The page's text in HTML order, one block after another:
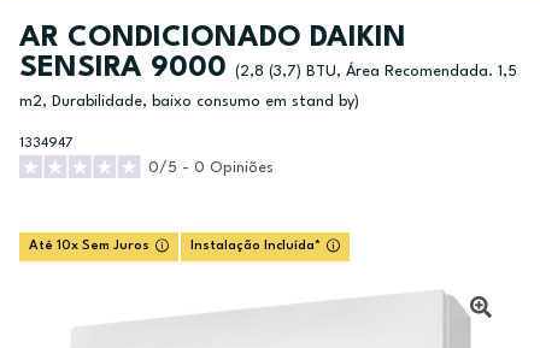
AR CONDICIONADO DAIKIN
SENSIRA 9000
(2,8 (3,7) BTU, Área Recomendada. 1,5
m2, Durabilidade, baixo consumo em stand by)
1334947
0/5 - 0 Opiniões
Até 10x Sem Juros Instalação Incluída*